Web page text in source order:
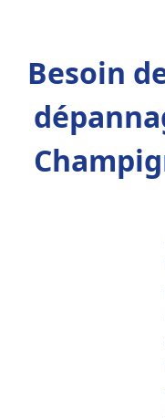
Besoin